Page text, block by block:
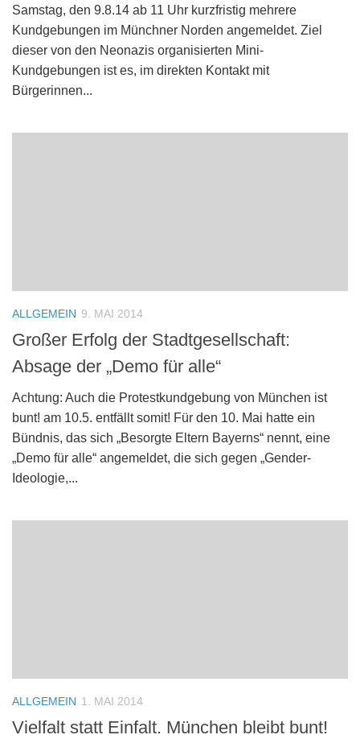
Samstag, den 9.8.14 ab 11 Uhr kurzfristig mehrere
Kundgebungen im Münchner Norden angemeldet. Ziel
dieser von den Neonazis organisierten Mini-
Kundgebungen ist es, im direkten Kontakt mit
Bürgerinnen...
ALLGEMEIN 9. MAI 2014
Großer Erfolg der Stadtgesellschaft:
Absage der „Demo für alle“
Achtung: Auch die Protestkundgebung von München ist
bunt! am 10.5. entfällt somit! Für den 10. Mai hatte ein
Bündnis, das sich „Besorgte Eltern Bayerns“ nennt, eine
„Demo für alle“ angemeldet, die sich gegen „Gender-
Ideologie,...
ALLGEMEIN 1. MAI 2014
Vielfalt statt Einfalt. München bleibt bunt!